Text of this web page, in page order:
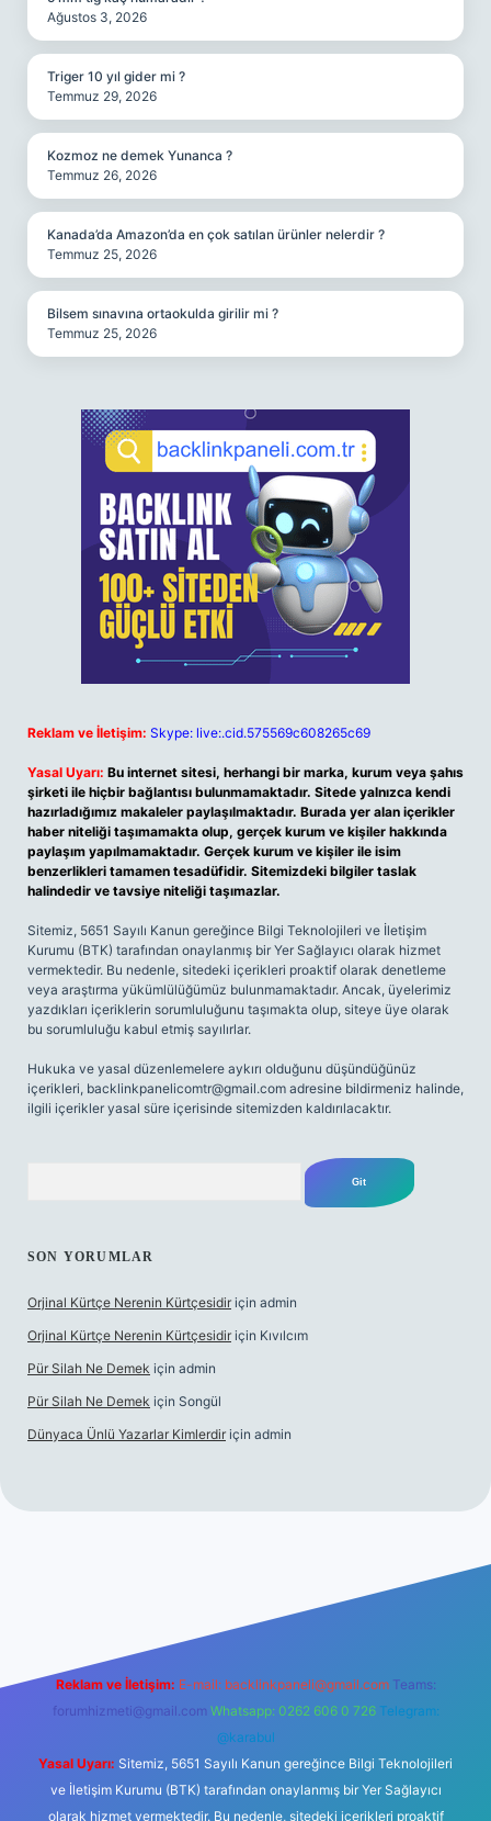
Ağustos 3, 2026
Triger 10 yıl gider mi ?
Temmuz 29, 2026
Kozmoz ne demek Yunanca ?
Temmuz 26, 2026
Kanada’da Amazon’da en çok satılan ürünler nelerdir ?
Temmuz 25, 2026
Bilsem sınavına ortaokulda girilir mi ?
Temmuz 25, 2026
Reklam ve İletişim: Skype: live:.cid.575569c608265c69
Yasal Uyarı: Bu internet sitesi, herhangi bir marka, kurum veya şahıs
şirketi ile hiçbir bağlantısı bulunmamaktadır. Sitede yalnızca kendi
hazırladığımız makaleler paylaşılmaktadır. Burada yer alan içerikler
haber niteliği taşımamakta olup, gerçek kurum ve kişiler hakkında
paylaşım yapılmamaktadır. Gerçek kurum ve kişiler ile isim
benzerlikleri tamamen tesadüfidir. Sitemizdeki bilgiler taslak
halindedir ve tavsiye niteliği taşımazlar.
Sitemiz, 5651 Sayılı Kanun gereğince Bilgi Teknolojileri ve İletişim
Kurumu (BTK) tarafından onaylanmış bir Yer Sağlayıcı olarak hizmet
vermektedir. Bu nedenle, sitedeki içerikleri proaktif olarak denetleme
veya araştırma yükümlülüğümüz bulunmamaktadır. Ancak, üyelerimiz
yazdıkları içeriklerin sorumluluğunu taşımakta olup, siteye üye olarak
bu sorumluluğu kabul etmiş sayılırlar.
Hukuka ve yasal düzenlemelere aykırı olduğunu düşündüğünüz
içerikleri, backlinkpanelicomtr@gmail.com adresine bildirmeniz halinde,
ilgili içerikler yasal süre içerisinde sitemizden kaldırılacaktır.
SON YORUMLAR
Orjinal Kürtçe Nerenin Kürtçesidir için admin
Orjinal Kürtçe Nerenin Kürtçesidir için Kıvılcım
Pür Silah Ne Demek için admin
Pür Silah Ne Demek için Songül
Dünyaca Ünlü Yazarlar Kimlerdir için admin
Reklam ve İletişim: E-mail: backlinkpaneli@gmail.com Teams:
forumhizmeti@gmail.com Whatsapp: 0262 606 0 726 Telegram:
@karabul
Yasal Uyarı: Sitemiz, 5651 Sayılı Kanun gereğince Bilgi Teknolojileri
ve İletişim Kurumu (BTK) tarafından onaylanmış bir Yer Sağlayıcı
olarak hizmet vermektedir. Bu nedenle, sitedeki içerikleri proaktif